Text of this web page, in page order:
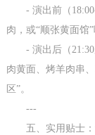
- 演出前（
肉，或“顺张黄面馆
- 演出后（
肉黄面、烤羊肉串
区”。
---
五、实用贴士